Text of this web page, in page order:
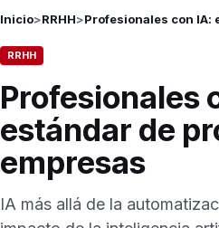
Inicio>RRHH>Profesionales con IA:
RRHH
Profesionales
estándar de
empresas
IA más allá de la